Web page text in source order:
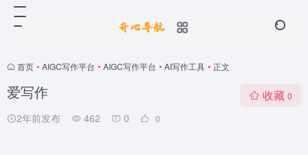
首页 • AIGC写作平台 • AIGC写作平台 • AI写作工具 • 正文
爱写作
2年前发布 462 0 0
收藏 0